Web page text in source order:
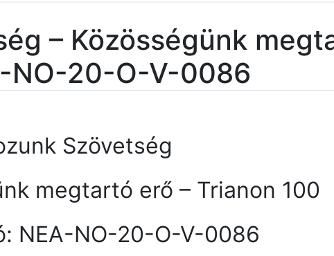
– Közösségünk
NO-20-O-V-0086
Szövetség
megtartó erő – Trianon 100
NEA-NO-20-O-V-0086